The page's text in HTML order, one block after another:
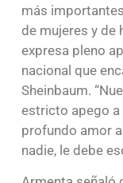
más
de mujeres y de
expresa pleno
nacional que
Sheinbaum.
estricto apego a
profundo amor
nadie, le debe